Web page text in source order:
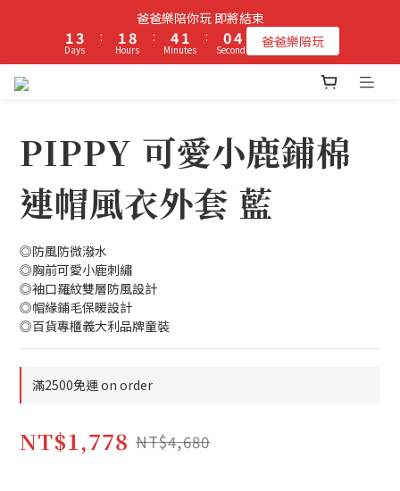
立即加入PIPPY會員即贈$100元購物金!
爸爸樂陪你玩 即將結束
1
0
3
2
Days
:
1
0
8
7
3
0
Hours
:
5
4
3
2
1
0
Minutes
:
1
0
4
3
2
Seconds 爸爸樂陪玩
PIPPY 可愛小鹿鋪棉
連帽風衣外套 藍
◎防風防微潑水
◎胸前可愛小鹿刺繡
◎袖口羅紋雙層防風設計
◎帽緣鋪毛保暖設計
◎百貨專櫃義大利品牌童裝
滿2500免運 on order
NT$1,778 NT$4,680